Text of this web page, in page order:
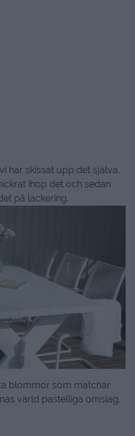
har skissat upp det själva.
ihop det och sedan
på lackering.
blommor som matchar
värld pastelliga omslag.